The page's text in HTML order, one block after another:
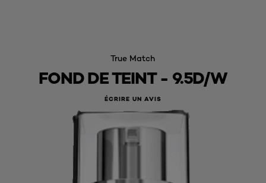
True Match
FOND DE TEINT - 9.5D/W
ÉCRIRE UN AVIS